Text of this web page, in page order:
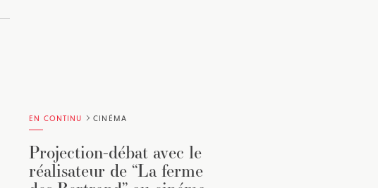
EN CONTINU CINÉMA
Projection-débat avec le
réalisateur de “La ferme